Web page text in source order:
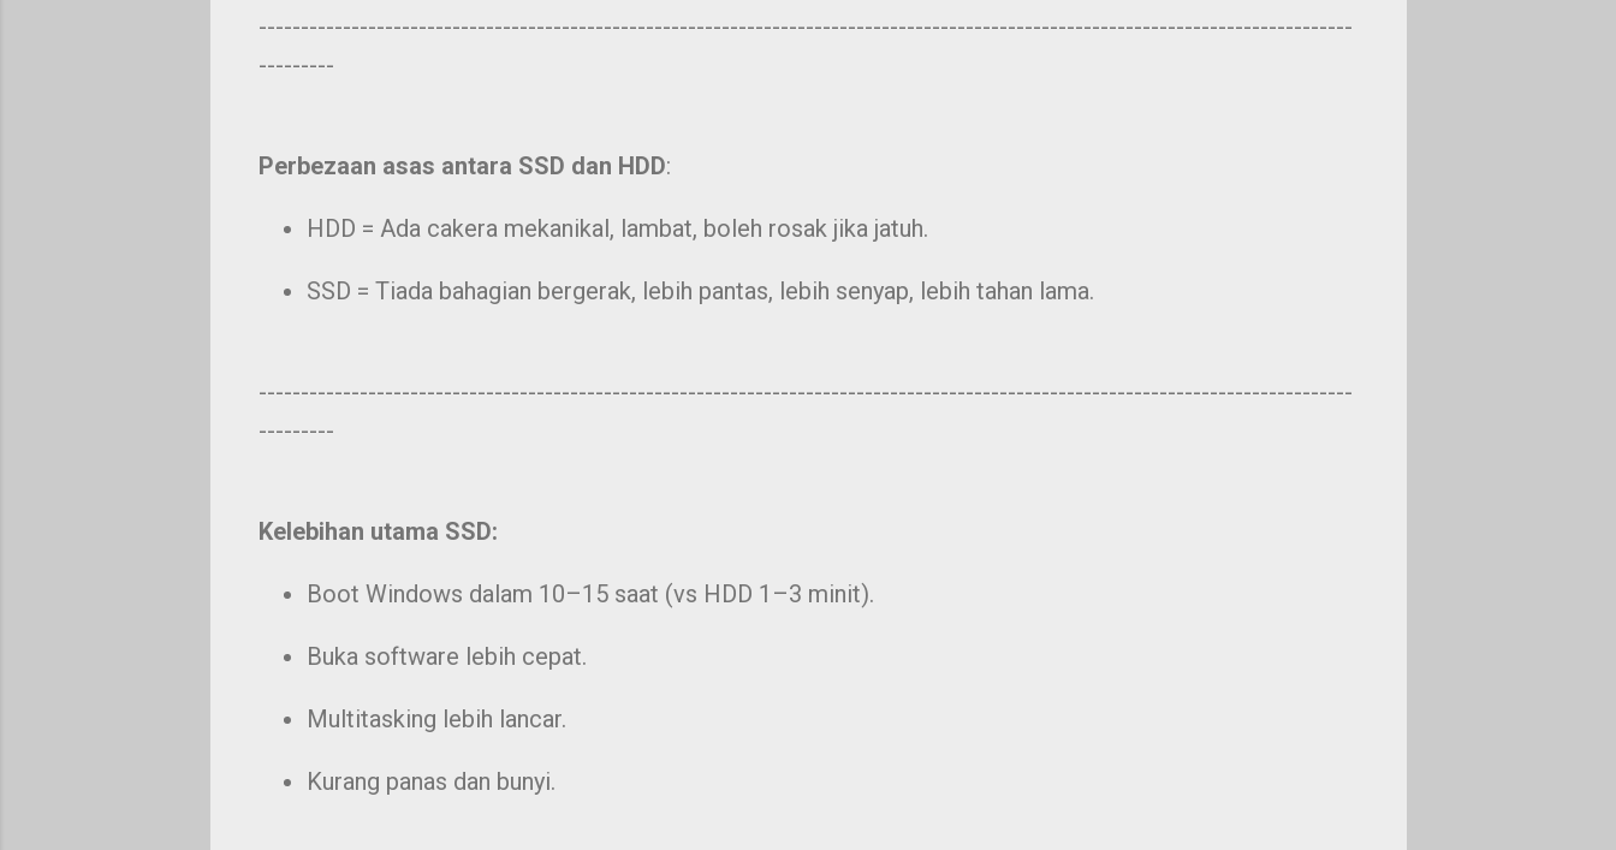
----------------------------------------------------------------------------------------------------------------------------------
---------
Perbezaan asas antara SSD dan HDD:
HDD = Ada cakera mekanikal, lambat, boleh rosak jika jatuh.
SSD = Tiada bahagian bergerak, lebih pantas, lebih senyap, lebih tahan lama.
----------------------------------------------------------------------------------------------------------------------------------
---------
Kelebihan utama SSD:
Boot Windows dalam 10–15 saat (vs HDD 1–3 minit).
Buka software lebih cepat.
Multitasking lebih lancar.
Kurang panas dan bunyi.